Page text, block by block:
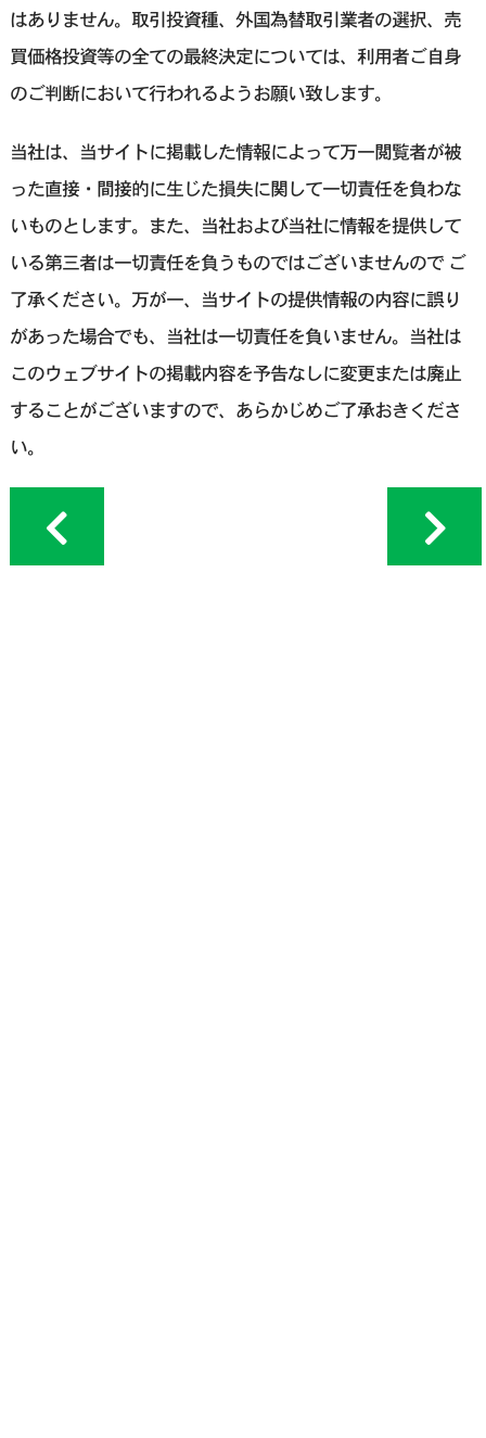
はありません。取引投資種、外国為替取引業者の選択、売
買価格投資等の全ての最終決定については、利用者ご自身
のご判断において行われるようお願い致します。
当社は、当サイトに掲載した情報によって万一閲覧者が被
った直接・間接的に生じた損失に関して一切責任を負わな
いものとします。また、当社および当社に情報を提供して
いる第三者は一切責任を負うものではございませんので ご
了承ください。万が一、当サイトの提供情報の内容に誤り
があった場合でも、当社は一切責任を負いません。当社は
このウェブサイトの掲載内容を予告なしに変更または廃止
することがございますので、あらかじめご了承おきくださ
い。